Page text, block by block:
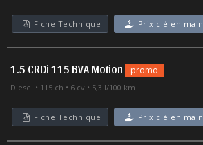
Fiche Technique Prix clé en main
1.5 CRDi 115 BVA Motion promo
Diesel 115 ch 6 cv 5,3 l/100 km
Fiche Technique Prix clé en main